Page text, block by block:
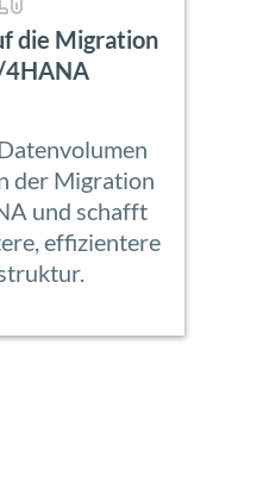
die Migration
4HANA
der Migration
und schafft
effizientere